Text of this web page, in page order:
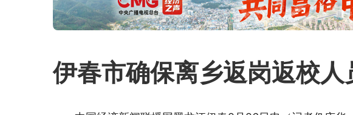
伊春市确保离乡返岗返校